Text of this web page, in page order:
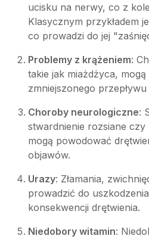
ucisku na nerwy, co z
Klasycznym przykładem
co prowadzi do jej
Problemy z krążeniem:
takie jak miażdżyca,
zmniejszonego
Choroby neurologiczne:
stwardnienie rozsiane
mogą powodować
objawów.
Urazy: Złamania,
prowadzić do
konsekwencji drętwienia.
Niedobory witamin: